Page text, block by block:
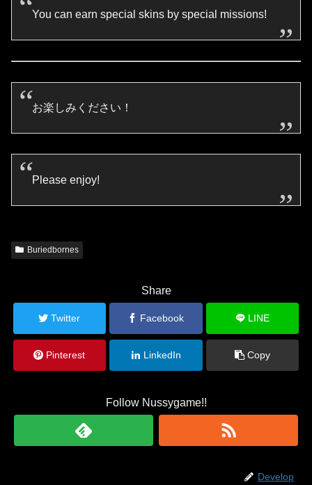
You can earn special skins by special missions!
お楽しみください！
Please enjoy!
Buriedbornes
Share
Twitter Facebook LINE
Pinterest LinkedIn Copy
Follow Nussygame!!
Develop